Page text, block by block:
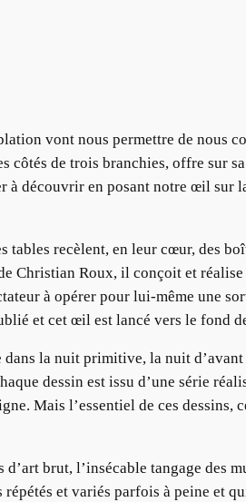
vont nous permettre de nous
côtés de trois branchies, offre sur
à découvrir en posant notre œil sur
tables recèlent, en leur cœur, des
Christian Roux, il conçoit et
à opérer pour lui-même une
et cet œil est lancé vers le fond
la nuit primitive, la nuit
dessin est issu d’une série
Mais l’essentiel de ces dessins,
brut, l’insécable tangage des
et variés parfois à peine et